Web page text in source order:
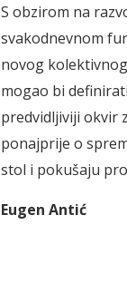
S obzirom na
svakodnevnom
novog
mogao bi
predvidljiviji okvir
ponajprije o
stol i pokušaju
Eugen Antić